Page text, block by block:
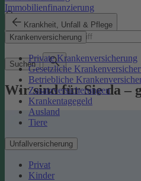
Immobilienfinanzierung
Krankheit, Unfall & Pflege
Krankenversicherung
Private Krankenversicherung
Gesetzliche
Betriebliche
Zusatzversicherungen
Krankentagegeld
Ausland
Tiere
Unfallversicherung
Privat
Kinder
Suchbegriff
Suchen
Wir sind für Sie da –